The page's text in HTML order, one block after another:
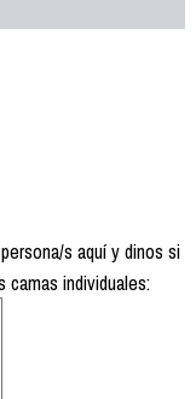
s aquí y dinos si
camas individuales: